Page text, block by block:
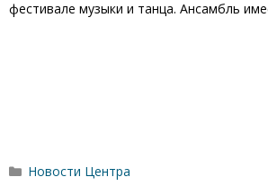
фестивале музыки и танца. Ансамбль
Рубрики
Новости Центра